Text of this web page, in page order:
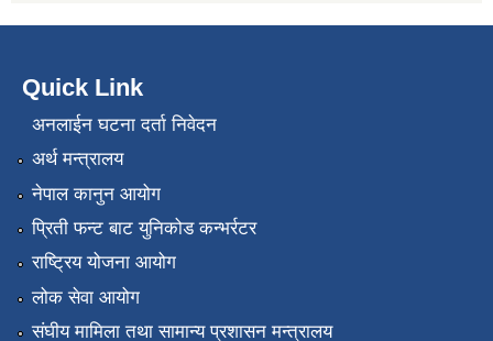
Quick Link
अनलाईन घटना दर्ता निवेदन
अर्थ मन्त्रालय
नेपाल कानुन आयोग
प्रिती फन्ट बाट युनिकोड कन्भर्रटर
राष्ट्रिय योजना आयोग
लोक सेवा आयोग
संघीय मामिला तथा सामान्य प्रशासन मन्त्रालय